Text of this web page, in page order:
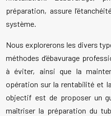
préparation, assure
système.
Nous explorerons les divers
méthodes d’ébavurage
à éviter, ainsi que la
opération sur la rentabilité et
objectif est de proposer un
maîtriser la préparation du